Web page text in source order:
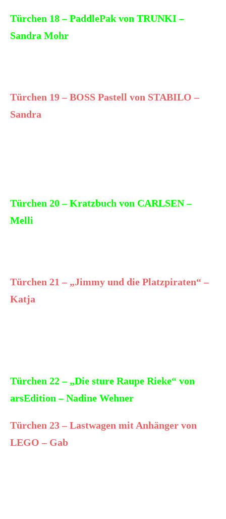
Türchen 18 – PaddlePak von TRUNKI –
Sandra Mohr
Türchen 19 – BOSS Pastell von STABILO –
Sandra
Türchen 20 – Kratzbuch von CARLSEN –
Melli
Türchen 21 – „Jimmy und die Platzpiraten“ –
Katja
Türchen 22 – „Die sture Raupe Rieke“ von
arsEdition – Nadine Wehner
Türchen 23 – Lastwagen mit Anhänger von
LEGO – Gab